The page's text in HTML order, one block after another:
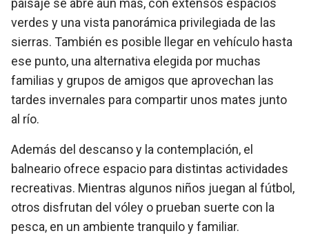
paisaje se abre aún más, con extensos espacios
verdes y una vista panorámica privilegiada de las
sierras. También es posible llegar en vehículo hasta
ese punto, una alternativa elegida por muchas
familias y grupos de amigos que aprovechan las
tardes invernales para compartir unos mates junto
al río.
Además del descanso y la contemplación, el
balneario ofrece espacio para distintas actividades
recreativas. Mientras algunos niños juegan al fútbol,
otros disfrutan del vóley o prueban suerte con la
pesca, en un ambiente tranquilo y familiar.